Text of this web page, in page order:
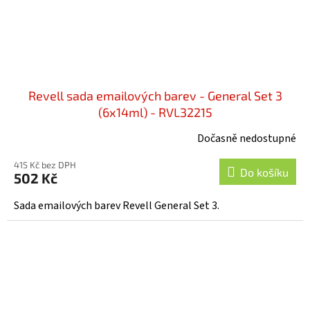
Revell sada emailových barev - General Set 3
(6x14ml) - RVL32215
Dočasně nedostupné
415 Kč bez DPH
502 Kč Do košíku
Sada emailových barev Revell General Set 3.